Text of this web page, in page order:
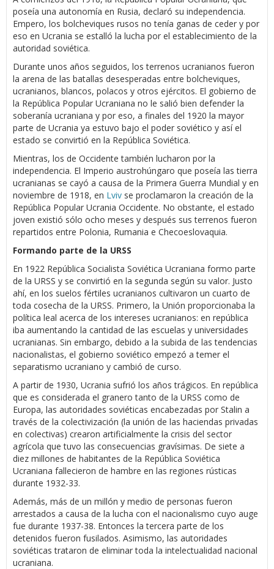
poseía una autonomía en Rusia, declaró su independencia.
Empero, los bolcheviques rusos no tenía ganas de ceder y por
eso en Ucrania se estalló la lucha por el establecimiento de la
autoridad soviética.
Durante unos años seguidos, los terrenos ucranianos fueron
la arena de las batallas desesperadas entre bolcheviques,
ucranianos, blancos, polacos y otros ejércitos. El gobierno de
la República Popular Ucraniana no le salió bien defender la
soberanía ucraniana y por eso, a finales del 1920 la mayor
parte de Ucrania ya estuvo bajo el poder soviético y así el
estado se convirtió en la República Soviética.
Mientras, los de Occidente también lucharon por la
independencia. El Imperio austrohúngaro que poseía las tierra
ucranianas se cayó a causa de la Primera Guerra Mundial y en
noviembre de 1918, en Lviv se proclamaron la creación de la
República Popular Ucrania Occidente. No obstante, el estado
joven existió sólo ocho meses y después sus terrenos fueron
repartidos entre Polonia, Rumania e Checoeslovaquia.
Formando parte de la URSS
En 1922 República Socialista Soviética Ucraniana formo parte
de la URSS y se convirtió en la segunda según su valor. Justo
ahí, en los suelos fértiles ucranianos cultivaron un cuarto de
toda cosecha de la URSS. Primero, la Unión proporcionaba la
política leal acerca de los intereses ucranianos: en república
iba aumentando la cantidad de las escuelas y universidades
ucranianas. Sin embargo, debido a la subida de las tendencias
nacionalistas, el gobierno soviético empezó a temer el
separatismo ucraniano y cambió de curso.
A partir de 1930, Ucrania sufrió los años trágicos. En república
que es considerada el granero tanto de la URSS como de
Europa, las autoridades soviéticas encabezadas por Stalin a
través de la colectivización (la unión de las haciendas privadas
en colectivas) crearon artificialmente la crisis del sector
agrícola que tuvo las consecuencias gravísimas. De siete a
diez millones de habitantes de la República Soviética
Ucraniana fallecieron de hambre en las regiones rústicas
durante 1932-33.
Además, más de un millón y medio de personas fueron
arrestados a causa de la lucha con el nacionalismo cuyo auge
fue durante 1937-38. Entonces la tercera parte de los
detenidos fueron fusilados. Asimismo, las autoridades
soviéticas trataron de eliminar toda la intelectualidad nacional
ucraniana.